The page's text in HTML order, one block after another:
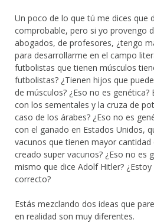
Un poco de lo que tú me dices que
comprobable, pero si yo provengo
abogados, de profesores, ¿tengo
para desarrollarme en el campo
futbolistas que tienen músculos
futbolistas? ¿Tienen hijos que
de músculos? ¿Eso no es
con los sementales y la cruza de
caso de los árabes? ¿Eso no es
con el ganado en Estados Unidos,
vacunos que tienen mayor cantidad
creado super vacunos? ¿Eso no es
mismo que dice Adolf Hitler?
correcto?
Estás mezclando dos ideas que
en realidad son muy diferentes.